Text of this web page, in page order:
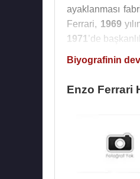
ayaklanması
Ferrari, 1969
1971 ’de
Enzo Ferrari ,
Biyografinin
Enzo Ferrari